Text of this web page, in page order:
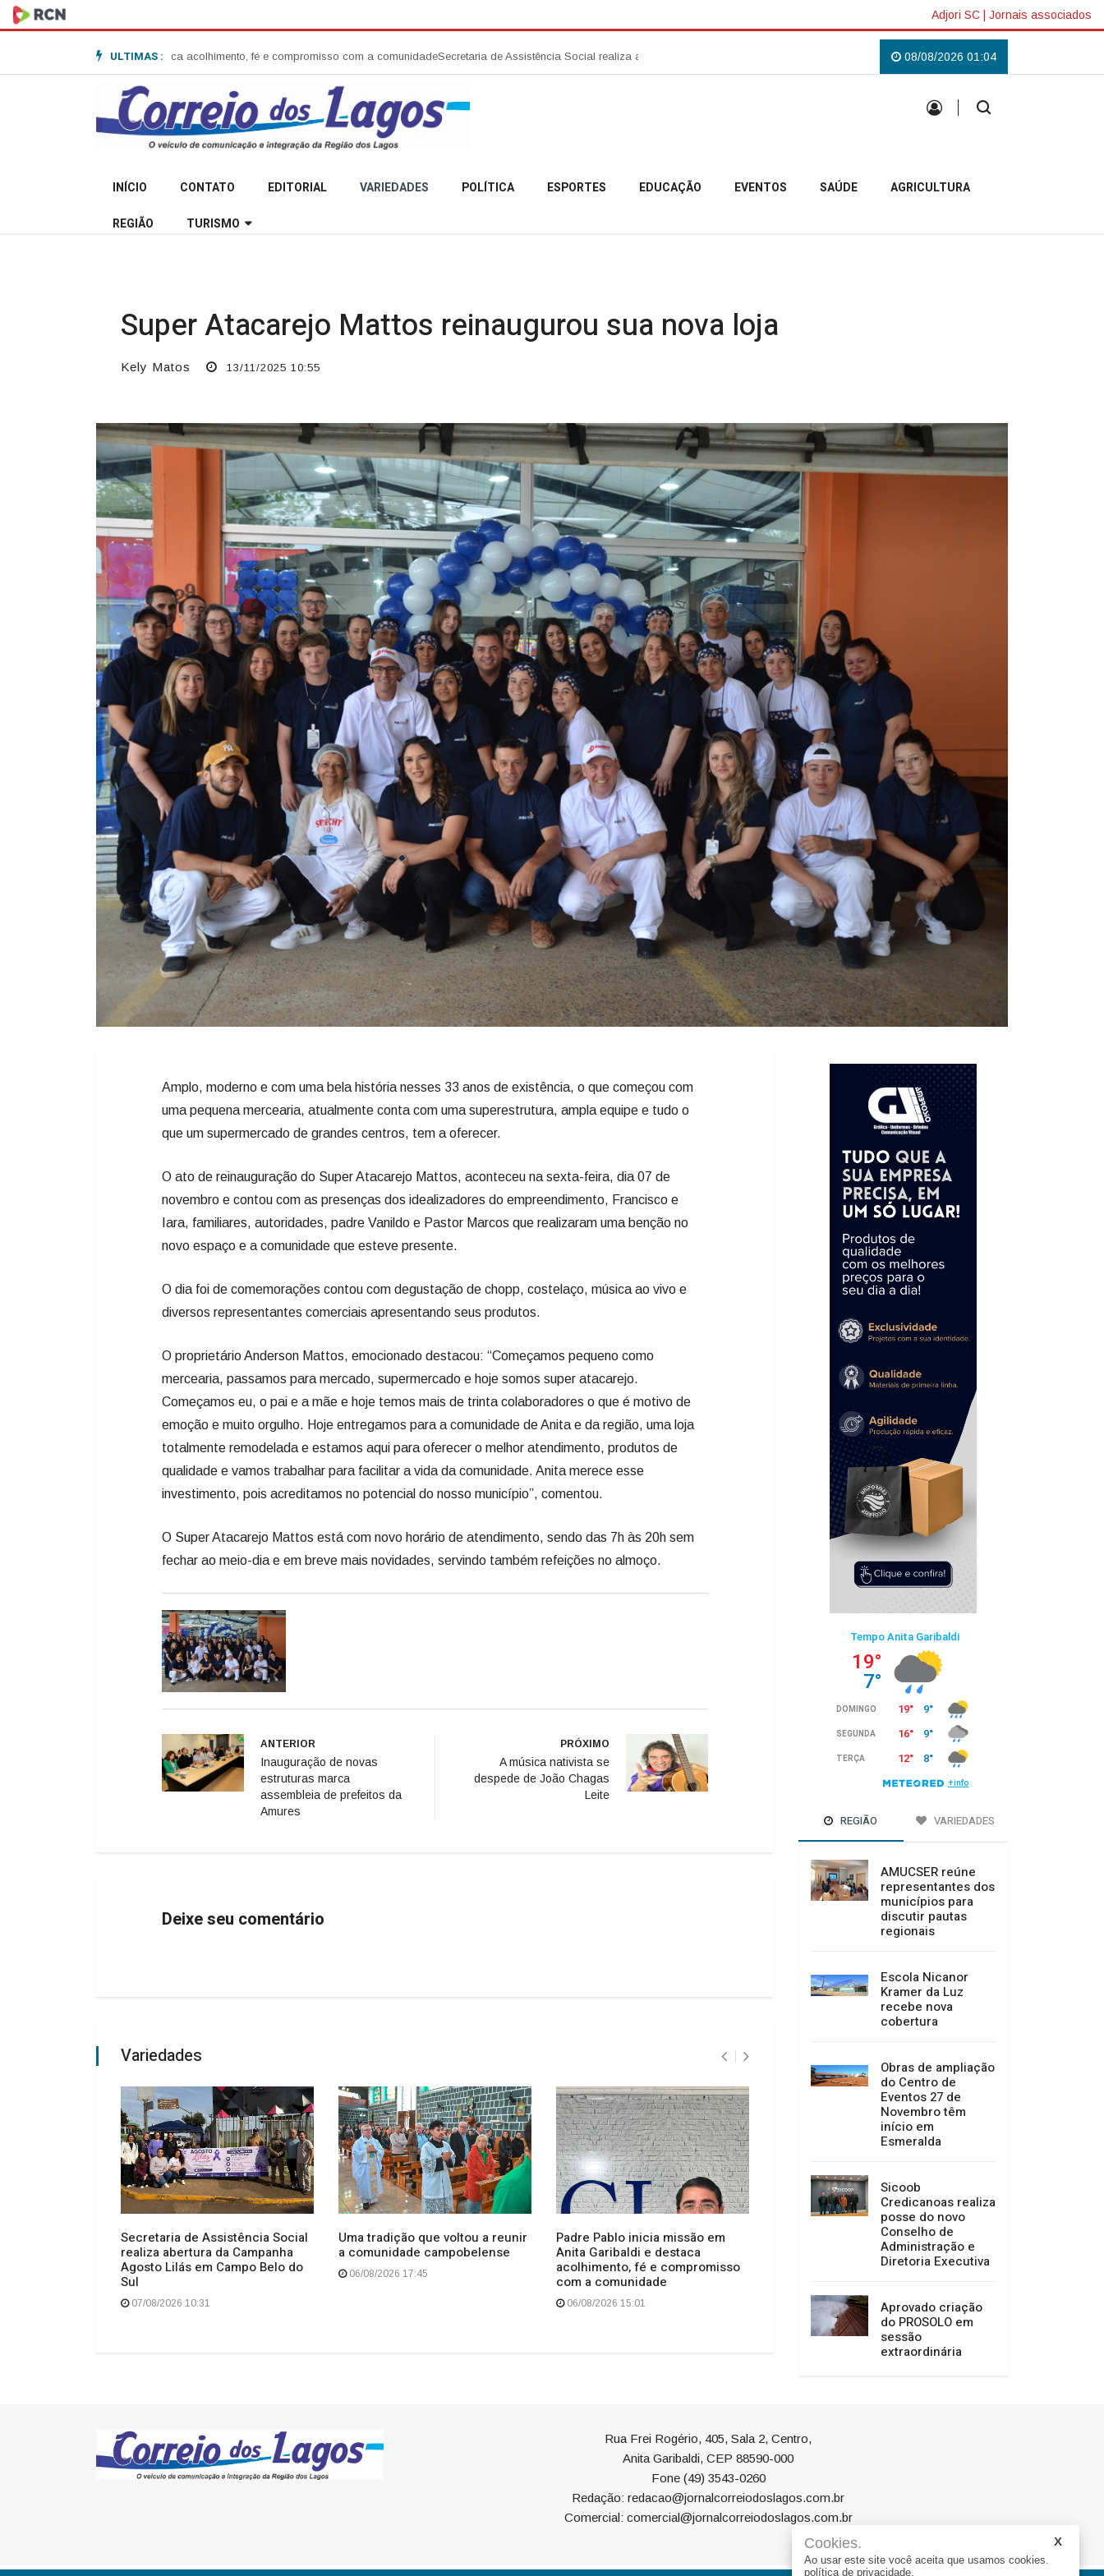
Adjori SC | Jornais associados
ULTIMAS :
Garibaldi e destaca acolhimento, fé e compromisso com a comunidade Secretaria de Assistência Social realiza abertura da Campanha Agosto Lilás em Campo Belo do Sul Uma tradição que voltou a reunir a
08/08/2026 01:04
INÍCIO CONTATO EDITORIAL VARIEDADES POLÍTICA ESPORTES EDUCAÇÃO EVENTOS SAÚDE AGRICULTURA
REGIÃO TURISMO
Super Atacarejo Mattos reinaugurou sua nova loja
Kely Matos 13/11/2025 10:55
Amplo, moderno e com uma bela história nesses 33 anos de existência, o que começou com
uma pequena mercearia, atualmente conta com uma superestrutura, ampla equipe e tudo o
que um supermercado de grandes centros, tem a oferecer.
O ato de reinauguração do Super Atacarejo Mattos, aconteceu na sexta-feira, dia 07 de
novembro e contou com as presenças dos idealizadores do empreendimento, Francisco e
Iara, familiares, autoridades, padre Vanildo e Pastor Marcos que realizaram uma benção no
novo espaço e a comunidade que esteve presente.
O dia foi de comemorações contou com degustação de chopp, costelaço, música ao vivo e
diversos representantes comerciais apresentando seus produtos.
O proprietário Anderson Mattos, emocionado destacou: “Começamos pequeno como
mercearia, passamos para mercado, supermercado e hoje somos super atacarejo.
Começamos eu, o pai e a mãe e hoje temos mais de trinta colaboradores o que é motivo de
emoção e muito orgulho. Hoje entregamos para a comunidade de Anita e da região, uma loja
totalmente remodelada e estamos aqui para oferecer o melhor atendimento, produtos de
qualidade e vamos trabalhar para facilitar a vida da comunidade. Anita merece esse
investimento, pois acreditamos no potencial do nosso município”, comentou.
O Super Atacarejo Mattos está com novo horário de atendimento, sendo das 7h às 20h sem
fechar ao meio-dia e em breve mais novidades, servindo também refeições no almoço.
ANTERIOR
Inauguração de novas
estruturas marca
assembleia de prefeitos da
Amures
PRÓXIMO
A música nativista se
despede de João Chagas
Leite
Deixe seu comentário
Variedades
Secretaria de Assistência Social
realiza abertura da Campanha
Agosto Lilás em Campo Belo do
Sul
07/08/2026 10:31
Uma tradição que voltou a reunir
a comunidade campobelense
06/08/2026 17:45
Padre Pablo inicia missão em
Anita Garibaldi e destaca
acolhimento, fé e compromisso
com a comunidade
06/08/2026 15:01
Defesa Civil de SC monitora
formação de ciclone-bomba no
Sul do Brasil; entenda como o
impactos no estado
06/08/2026 10:57
REGIÃO VARIEDADES
AMUCSER reúne
representantes dos
municípios para
discutir pautas
regionais
Escola Nicanor
Kramer da Luz
recebe nova
cobertura
Obras de ampliação
do Centro de
Eventos 27 de
Novembro têm
início em
Esmeralda
Sicoob
Credicanoas realiza
posse do novo
Conselho de
Administração e
Diretoria Executiva
Aprovado criação
do PROSOLO em
sessão
extraordinária
Rua Frei Rogério, 405, Sala 2, Centro,
Anita Garibaldi, CEP 88590-000
Fone (49) 3543-0260
Redação: redacao@jornalcorreiodoslagos.com.br
Comercial: comercial@jornalcorreiodoslagos.com.br
Cookies.
Ao usar este site você aceita que usamos cookies.
política de privacidade.